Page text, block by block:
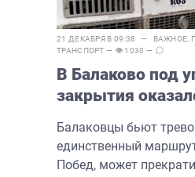
21 ДЕКАБРЯ В 09:38 — ВАЖНОЕ
ТРАНСПОРТ — 👁 1030 —
В Балаково под
закрытия
через мост
Балаковцы бьют
единственный
Побед, может